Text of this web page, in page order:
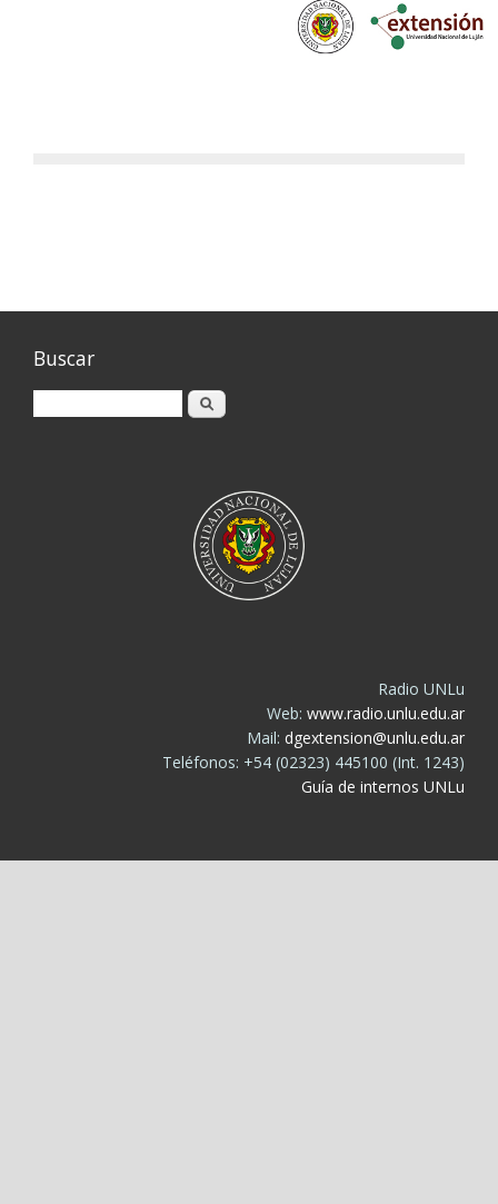
Buscar
Buscar
Radio UNLu
Web: www.radio.unlu.edu.ar
Mail: dgextension@unlu.edu.ar
Teléfonos: +54 (02323) 445100 (Int. 1243)
Guía de internos UNLu